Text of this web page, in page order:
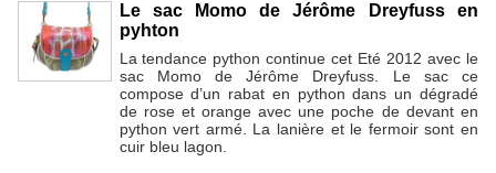
Le sac Momo de Jérôme Dreyfuss en
pyhton
La tendance python continue cet Eté 2012 avec le
sac Momo de Jérôme Dreyfuss. Le sac ce
compose d’un rabat en python dans un dégradé
de rose et orange avec une poche de devant en
python vert armé. La lanière et le fermoir sont en
cuir bleu lagon.